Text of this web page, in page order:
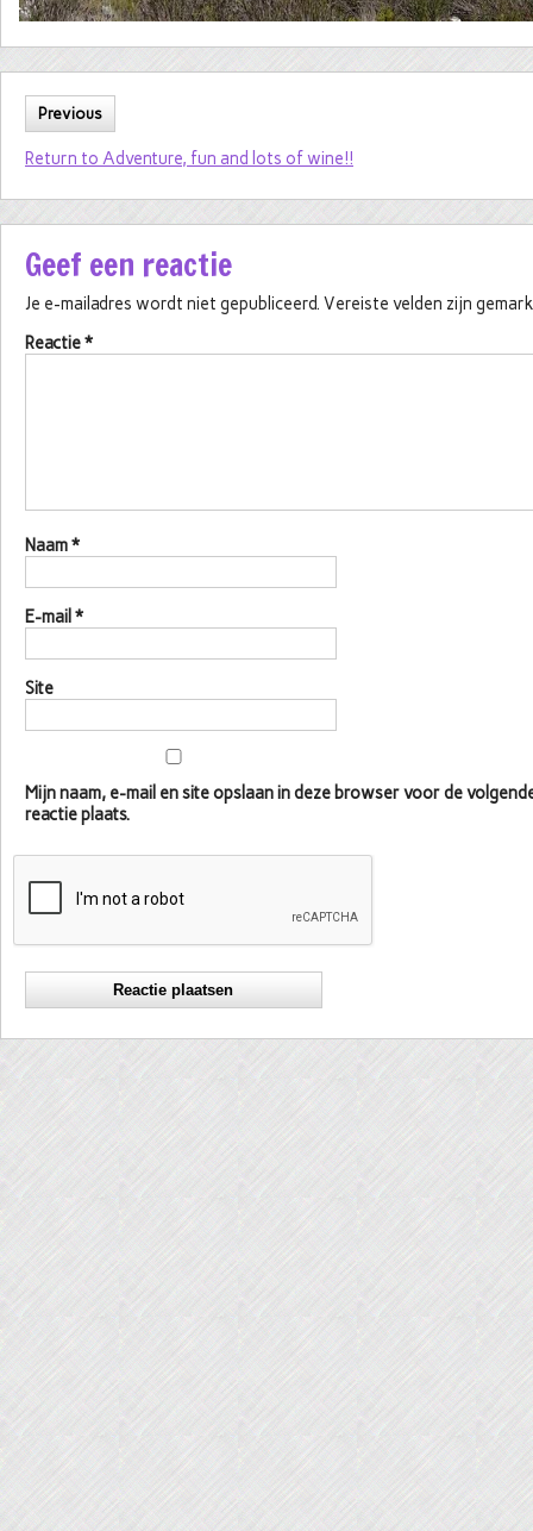
Previous
Return to Adventure, fun and lots of wine!!
Geef een reactie
Je e-mailadres wordt niet gepubliceerd. Vereiste velden zijn
Reactie*
Naam*
E-mail *
Site
Mijn naam, e-mail en site opslaan in deze browser voor de
reactie plaats.